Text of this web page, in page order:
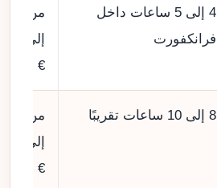
4 إلى 5 ساعات داخل
فرانكفورت
€
8 إلى 10 ساعات تقريبًا
€